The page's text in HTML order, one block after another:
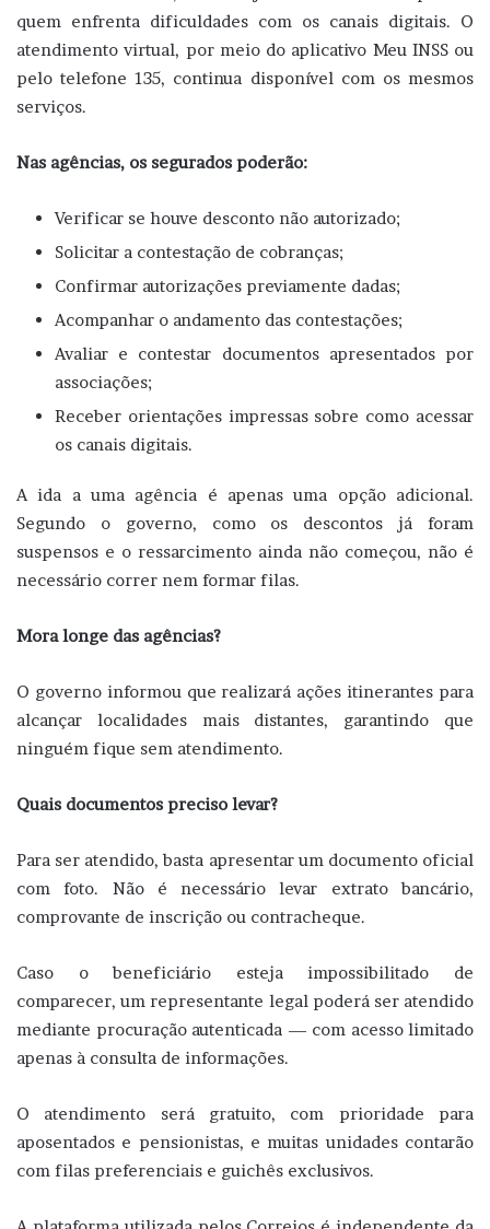
quem enfrenta dificuldades com os canais digitais. O
atendimento virtual, por meio do aplicativo Meu INSS ou
pelo telefone 135, continua disponível com os mesmos
serviços.
Nas agências, os segurados poderão:
Verificar se houve desconto não autorizado;
Solicitar a contestação de cobranças;
Confirmar autorizações previamente dadas;
Acompanhar o andamento das contestações;
Avaliar e contestar documentos apresentados por
associações;
Receber orientações impressas sobre como acessar
os canais digitais.
A ida a uma agência é apenas uma opção adicional.
Segundo o governo, como os descontos já foram
suspensos e o ressarcimento ainda não começou, não é
necessário correr nem formar filas.
Mora longe das agências?
O governo informou que realizará ações itinerantes para
alcançar localidades mais distantes, garantindo que
ninguém fique sem atendimento.
Quais documentos preciso levar?
Para ser atendido, basta apresentar um documento oficial
com foto. Não é necessário levar extrato bancário,
comprovante de inscrição ou contracheque.
Caso o beneficiário esteja impossibilitado de
comparecer, um representante legal poderá ser atendido
mediante procuração autenticada — com acesso limitado
apenas à consulta de informações.
O atendimento será gratuito, com prioridade para
aposentados e pensionistas, e muitas unidades contarão
com filas preferenciais e guichês exclusivos.